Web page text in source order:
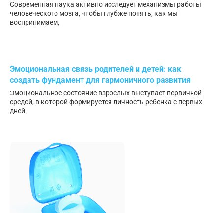
Современная наука активно исследует механизмы работы
человеческого мозга, чтобы глубже понять, как мы
воспринимаем,
Эмоциональная связь родителей и детей: как
создать фундамент для гармоничного развития
Эмоциональное состояние взрослых выступает первичной
средой, в которой формируется личность ребенка с первых
дней